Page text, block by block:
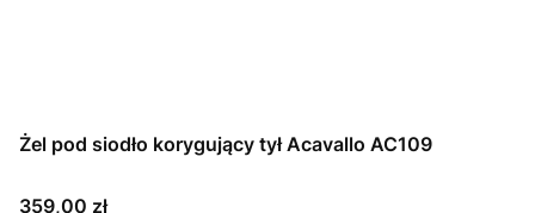
Żel pod siodło korygujący tył Acavallo AC109
Cena
359,00 zł